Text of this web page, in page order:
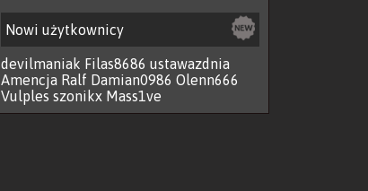
Nowi użytkownicy
devilmaniak Filas8686 ustawazdnia
Amencja Ralf Damian0986 Olenn666
Vulples szonikx Mass1ve